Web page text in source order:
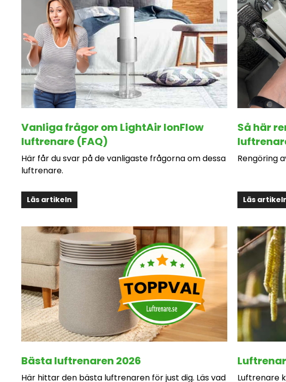
Vanliga frågor om LightAir IonFlow
luftrenare (FAQ)
Här får du svar på de vanligaste frågorna om dessa
luftrenare.
Läs artikeln
Så här
Rengöring
Läs
Bästa luftrenaren 2026
Här hittar den bästa luftrenaren för just dig. Läs vad Luftrenare